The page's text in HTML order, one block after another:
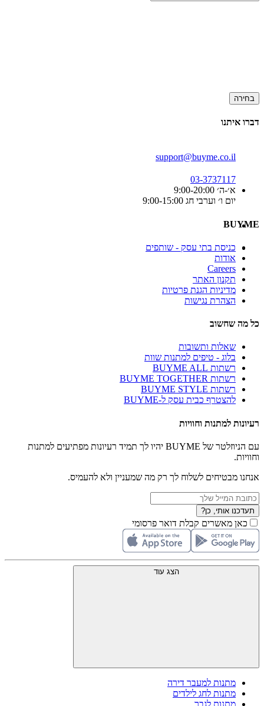
בחירה
דברו איתנו
support@buyme.co.il
03-3737117
א׳-ה׳ 9:00-20:00
יום ו׳ וערבי חג 9:00-15:00
BUYME
כניסת בתי עסק - שותפים
אודות
Careers
תקנון האתר
מדיניות הגנת פרטיות
הצהרת נגישות
כל מה שחשוב
שאלות ותשובות
בלוג - טיפים למתנות שוות
רשתות BUYME ALL
רשתות BUYME TOGETHER
רשתות BUYME STYLE
להצטרף כבית עסק ל-BUYME
רעיונות למתנות וחוויות
עם הניוזלטר של BUYME יהיו לך תמיד רעיונות מפתיעים למתנות
וחוויות.
אנחנו מבטיחים לשלוח לך רק מה שמעניין ולא להעמיס.
תעדכנו אותי, כן?
כאן מאשרים קבלת דואר פרסומי
הצג עוד
מתנות למעבר דירה
מתנות לחג לילדים
מתנות לגבר